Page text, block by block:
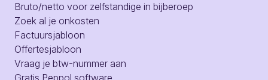
Bruto/netto voor zelfstandige in bijberoep
Zoek al je onkosten
Factuursjabloon
Offertesjabloon
Vraag je btw-nummer aan